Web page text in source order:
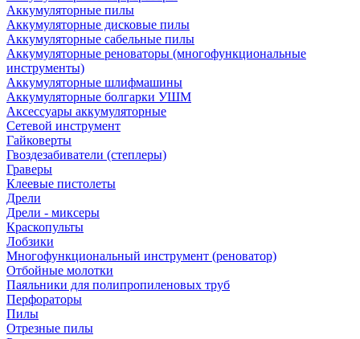
Аккумуляторные пилы
Аккумуляторные дисковые пилы
Аккумуляторные сабельные пилы
Аккумуляторные реноваторы (многофункциональные
инструменты)
Аккумуляторные шлифмашины
Аккумуляторные болгарки УШМ
Аксессуары аккумуляторные
Сетевой инструмент
Гайковерты
Гвоздезабиватели (степлеры)
Граверы
Клеевые пистолеты
Дрели
Дрели - миксеры
Краскопульты
Лобзики
Многофункциональный инструмент (реноватор)
Отбойные молотки
Паяльники для полипропиленовых труб
Перфораторы
Пилы
Отрезные пилы